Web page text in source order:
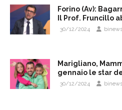
Forino (Av):
Il Prof. Fruncillo
30/12/2024
Marigliano,
gennaio le star
30/12/2024